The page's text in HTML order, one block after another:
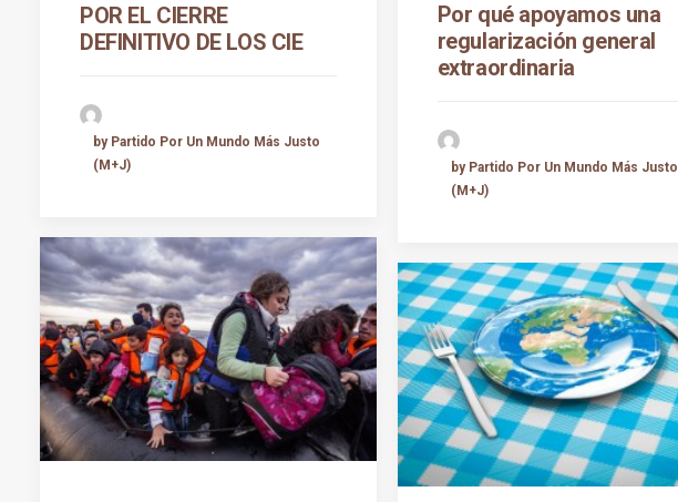
POR EL CIERRE
DEFINITIVO DE LOS CIE
by Partido Por Un Mundo Más Justo
(M+J)
Por qué apoyamos una
regularización general
extraordinaria
by Partido Por Un Mundo Más Justo
(M+J)